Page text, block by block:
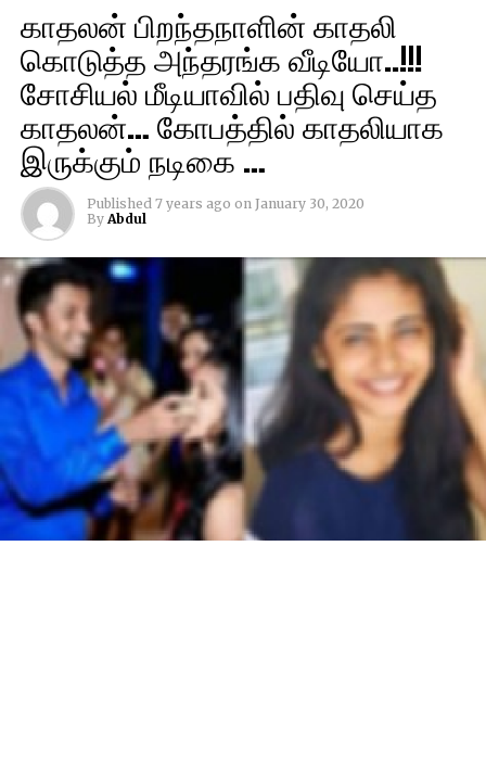
காதலன் பிறந்தநாளின் காதலி
கொடுத்த அந்தரங்க வீடியோ..!!!
சோசியல் மீடியாவில் பதிவு செய்த
காதலன்… கோபத்தில் காதலியாக
இருக்கும் நடிகை …
Published 7 years ago on January 30, 2020
By Abdul